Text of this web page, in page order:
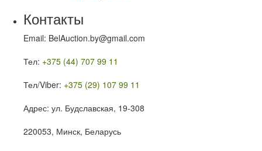
Контакты
Email: BelAuction.by@gmail.com
Тел: +375 (44) 707 99 11
Тел/Viber: +375 (29) 107 99 11
Адрес: ул. Будславская, 19-308
220053, Минск, Беларусь